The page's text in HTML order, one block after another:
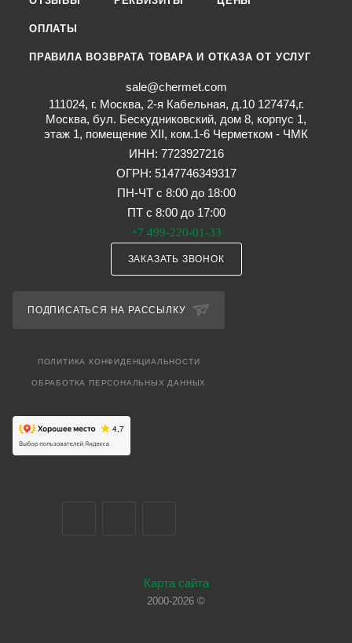
ОПЛАТЫ
ПРАВИЛА ВОЗВРАТА ТОВАРА И ОТКАЗА ОТ УСЛУГ
sale@chermet.com
111024, г. Москва, 2-я Кабельная, д.10 127474,г.
Москва, бул. Бескудниковский, дом 8, корпус 1,
этаж 1, помещение XII, ком.1-6 Черметком - ЧМК
ИНН: 7723927216
ОГРН: 5147746349317
ПН-ЧТ с 8:00 до 18:00
ПТ с 8:00 до 17:00
+7 499-220-01-33
ЗАКАЗАТЬ ЗВОНОК
ПОДПИСАТЬСЯ НА РАССЫЛКУ
ПОЛИТИКА КОНФИДЕНЦИАЛЬНОСТИ
ОБРАБОТКА ПЕРСОНАЛЬНЫХ ДАННЫХ
Карта сайта
2000-2026 ©